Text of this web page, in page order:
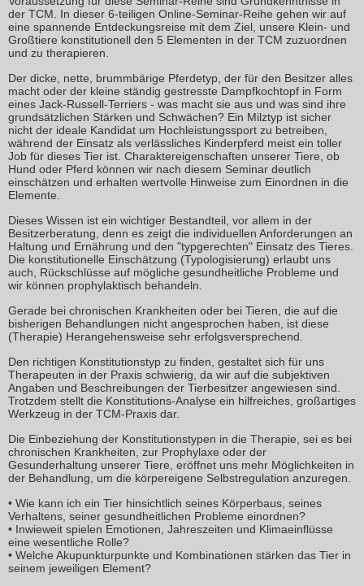
der TCM. In dieser 6-teiligen Online-Seminar-Reihe gehen wir auf
eine spannende Entdeckungsreise mit dem Ziel, unsere Klein- und
Großtiere konstitutionell den 5 Elementen in der TCM zuzuordnen
und zu therapieren.
Der dicke, nette, brummbärige Pferdetyp, der für den Besitzer alles
macht oder der kleine ständig gestresste Dampfkochtopf in Form
eines Jack-Russell-Terriers - was macht sie aus und was sind ihre
grundsätzlichen Stärken und Schwächen? Ein Milztyp ist sicher
nicht der ideale Kandidat um Hochleistungssport zu betreiben,
während der Einsatz als verlässliches Kinderpferd meist ein toller
Job für dieses Tier ist. Charaktereigenschaften unserer Tiere, ob
Hund oder Pferd können wir nach diesem Seminar deutlich
einschätzen und erhalten wertvolle Hinweise zum Einordnen in die
Elemente.
Dieses Wissen ist ein wichtiger Bestandteil, vor allem in der
Besitzerberatung, denn es zeigt die individuellen Anforderungen an
Haltung und Ernährung und den "typgerechten" Einsatz des Tieres.
Die konstitutionelle Einschätzung (Typologisierung) erlaubt uns
auch, Rückschlüsse auf mögliche gesundheitliche Probleme und
wir können prophylaktisch behandeln.
Gerade bei chronischen Krankheiten oder bei Tieren, die auf die
bisherigen Behandlungen nicht angesprochen haben, ist diese
(Therapie) Herangehensweise sehr erfolgsversprechend.
Den richtigen Konstitutionstyp zu finden, gestaltet sich für uns
Therapeuten in der Praxis schwierig, da wir auf die subjektiven
Angaben und Beschreibungen der Tierbesitzer angewiesen sind.
Trotzdem stellt die Konstitutions-Analyse ein hilfreiches, großartiges
Werkzeug in der TCM-Praxis dar.
Die Einbeziehung der Konstitutionstypen in die Therapie, sei es bei
chronischen Krankheiten, zur Prophylaxe oder der
Gesunderhaltung unserer Tiere, eröffnet uns mehr Möglichkeiten in
der Behandlung, um die körpereigene Selbstregulation anzuregen.
• Wie kann ich ein Tier hinsichtlich seines Körperbaus, seines
Verhaltens, seiner gesundheitlichen Probleme einordnen?
• Inwieweit spielen Emotionen, Jahreszeiten und Klimaeinflüsse
eine wesentliche Rolle?
• Welche Akupunkturpunkte und Kombinationen stärken das Tier in
seinem jeweiligen Element?